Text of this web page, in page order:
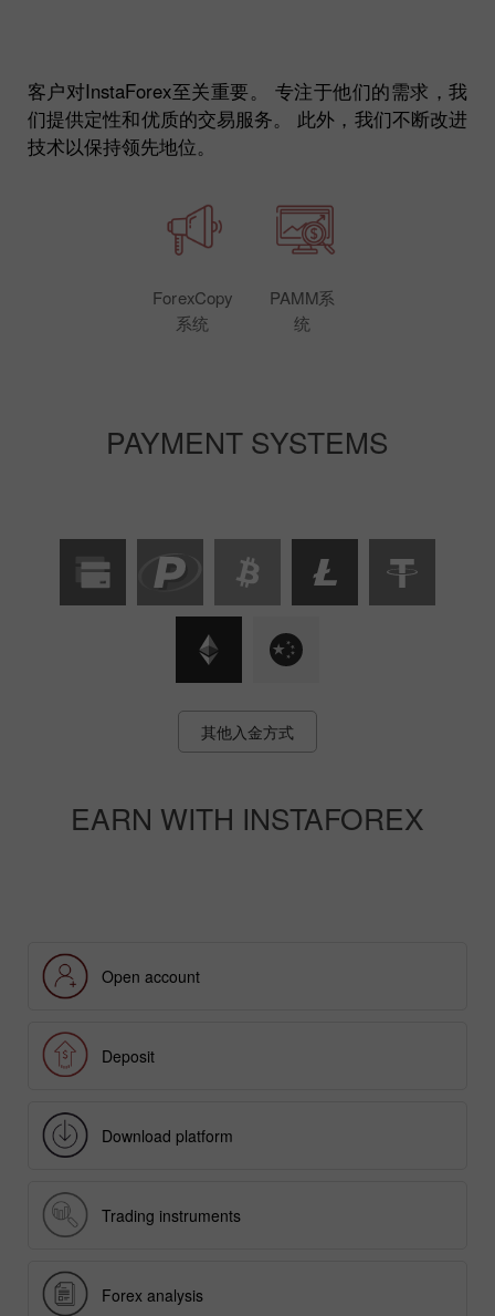
客户对InstaForex至关重要。 专注于他们的需求，我
们提供定性和优质的交易服务。 此外，我们不断改进
技术以保持领先地位。
ForexCopy
系统
PAMM系
统
PAYMENT SYSTEMS
其他入金方式
EARN WITH INSTAFOREX
Open account
Deposit
Download platform
Trading instruments
Forex analysis